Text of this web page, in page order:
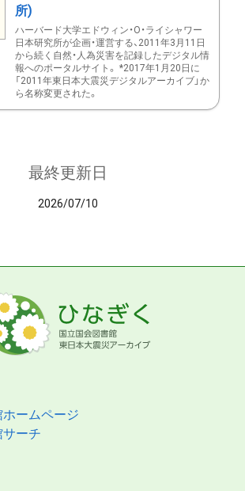
所)
ハーバード大学エドウィン・O・ライシャワー
日本研究所が企画・運営する、2011年3月11日
から続く自然・人為災害を記録したデジタル情
報へのポータルサイト。 *2017年1月20日に
「2011年東日本大震災デジタルアーカイブ」か
ら名称変更された。
最終更新日
2026/07/10
ームページ
ーチ